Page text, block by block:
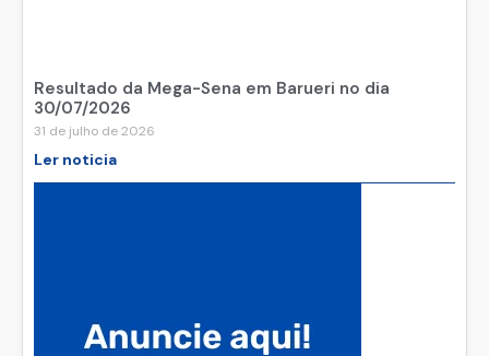
Resultado da Mega-Sena em Barueri no dia
30/07/2026
31 de julho de 2026
Ler noticia